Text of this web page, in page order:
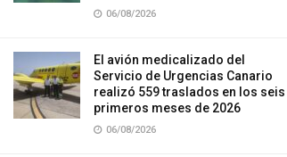
06/08/2026
El avión medicalizado del
Servicio de Urgencias Canario
realizó 559 traslados en los seis
primeros meses de 2026
06/08/2026